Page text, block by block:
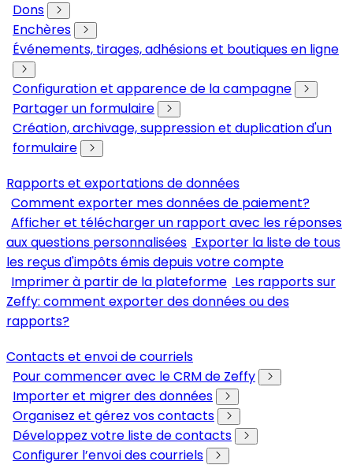
Dons
Enchères
Événements, tirages, adhésions et boutiques en ligne
Configuration et apparence de la campagne
Partager un formulaire
Création, archivage, suppression et duplication d'un
formulaire
Rapports et exportations de données
Comment exporter mes données de paiement?
Afficher et télécharger un rapport avec les réponses
aux questions personnalisées Exporter la liste de tous
les reçus d'impôts émis depuis votre compte
Imprimer à partir de la plateforme Les rapports sur
Zeffy: comment exporter des données ou des
rapports?
Contacts et envoi de courriels
Pour commencer avec le CRM de Zeffy
Importer et migrer des données
Organisez et gérez vos contacts
Développez votre liste de contacts
Configurer l’envoi des courriels